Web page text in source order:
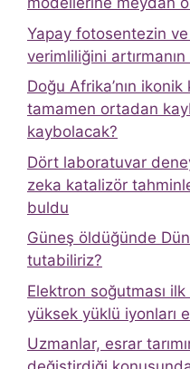
Yapay fotosentezin
verimliliğini
Doğu Afrika’nın
tamamen ortadan
kaybolacak?
Dört laboratuvar
zeka katalizör
buldu
Güneş öldüğünde
tutabiliriz?
Elektron soğutması
yüksek yüklü iyonları
Uzmanlar, esrar